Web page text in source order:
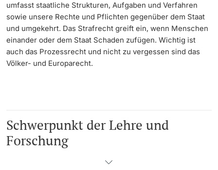
Learning Spaces
University Library Basel
Lernbörse
umfasst staatliche Strukturen, Aufgaben und Verfahren
sowie unsere Rechte und Pflichten gegenüber dem Staat
und umgekehrt. Das Strafrecht greift ein, wenn Menschen
einander oder dem Staat Schaden zufügen. Wichtig ist
auch das Prozessrecht und nicht zu vergessen sind das
Völker- und Europarecht.
Schwerpunkt der Lehre und
Forschung